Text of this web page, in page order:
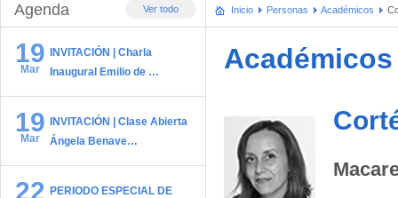
Ver todo
Agenda
19
Mar
INVITACIÓN | Charla
Inaugural Emilio de …
19
Mar
INVITACIÓN | Clase Abierta
Ángela Benave…
22 PERIODO ESPECIAL DE
Inicio Personas Académicos
Académicos